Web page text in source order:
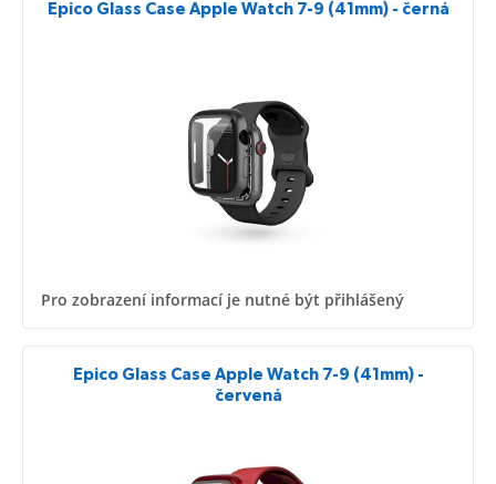
Epico Glass Case Apple Watch 7-9 (41mm) - černá
Pro zobrazení informací je nutné být přihlášený
Epico Glass Case Apple Watch 7-9 (41mm) -
červená